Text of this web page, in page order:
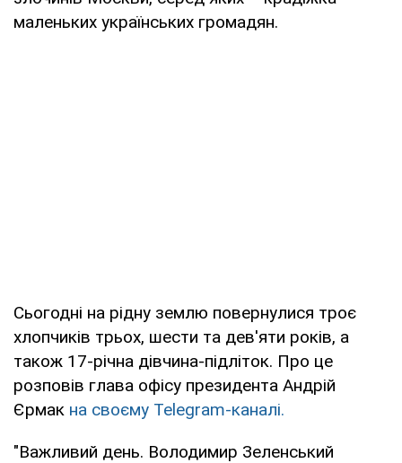
маленьких українських громадян.
Сьогодні на рідну землю повернулися троє
хлопчиків трьох, шести та дев'яти років, а
також 17-річна дівчина-підліток. Про це
розповів глава офісу президента Андрій
Єрмак на своєму Telegram-каналі.
"Важливий день. Володимир Зеленський